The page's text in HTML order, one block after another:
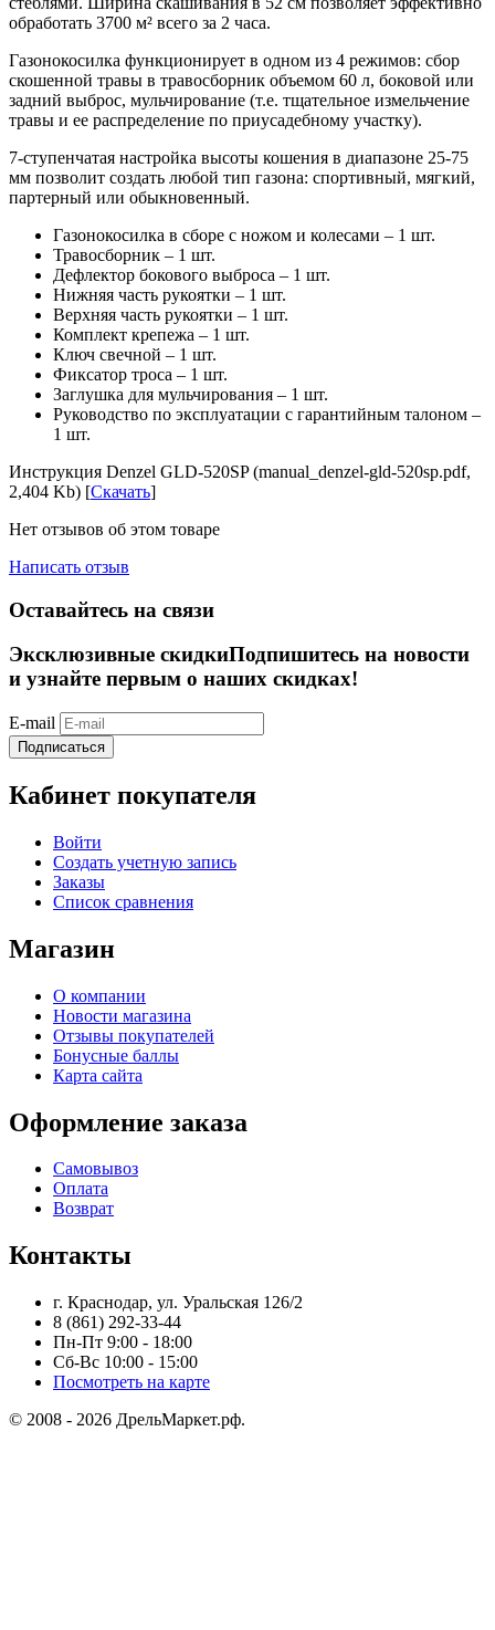
обработать 3700 м² всего за 2 часа.
Газонокосилка функционирует в одном из 4 режимов: сбор
скошенной травы в травосборник объемом 60 л, боковой или
задний выброс, мульчирование (т.е. тщательное измельчение
травы и ее распределение по приусадебному участку).
7-ступенчатая настройка высоты кошения в диапазоне 25-75
мм позволит создать любой тип газона: спортивный, мягкий,
партерный или обыкновенный.
Газонокосилка в сборе с ножом и колесами – 1 шт.
Травосборник – 1 шт.
Дефлектор бокового выброса – 1 шт.
Нижняя часть рукоятки – 1 шт.
Верхняя часть рукоятки – 1 шт.
Комплект крепежа – 1 шт.
Ключ свечной – 1 шт.
Фиксатор троса – 1 шт.
Заглушка для мульчирования – 1 шт.
Руководство по эксплуатации с гарантийным талоном –
1 шт.
Инструкция Denzel GLD-520SP (manual_denzel-gld-520sp.pdf,
2,404 Kb) [Скачать]
Нет отзывов об этом товаре
Написать отзыв
Оставайтесь на связи
Эксклюзивные скидкиПодпишитесь на новости
и узнайте первым о наших скидках!
E-mail
Подписаться
Кабинет покупателя
Войти
Создать учетную запись
Заказы
Список сравнения
Магазин
О компании
Новости магазина
Отзывы покупателей
Бонусные баллы
Карта сайта
Оформление заказа
Самовывоз
Оплата
Возврат
Контакты
г. Краснодар, ул. Уральская 126/2
8 (861) 292-33-44
Пн-Пт 9:00 - 18:00
Сб-Вс 10:00 - 15:00
Посмотреть на карте
© 2008 - 2026 ДрельМаркет.рф.